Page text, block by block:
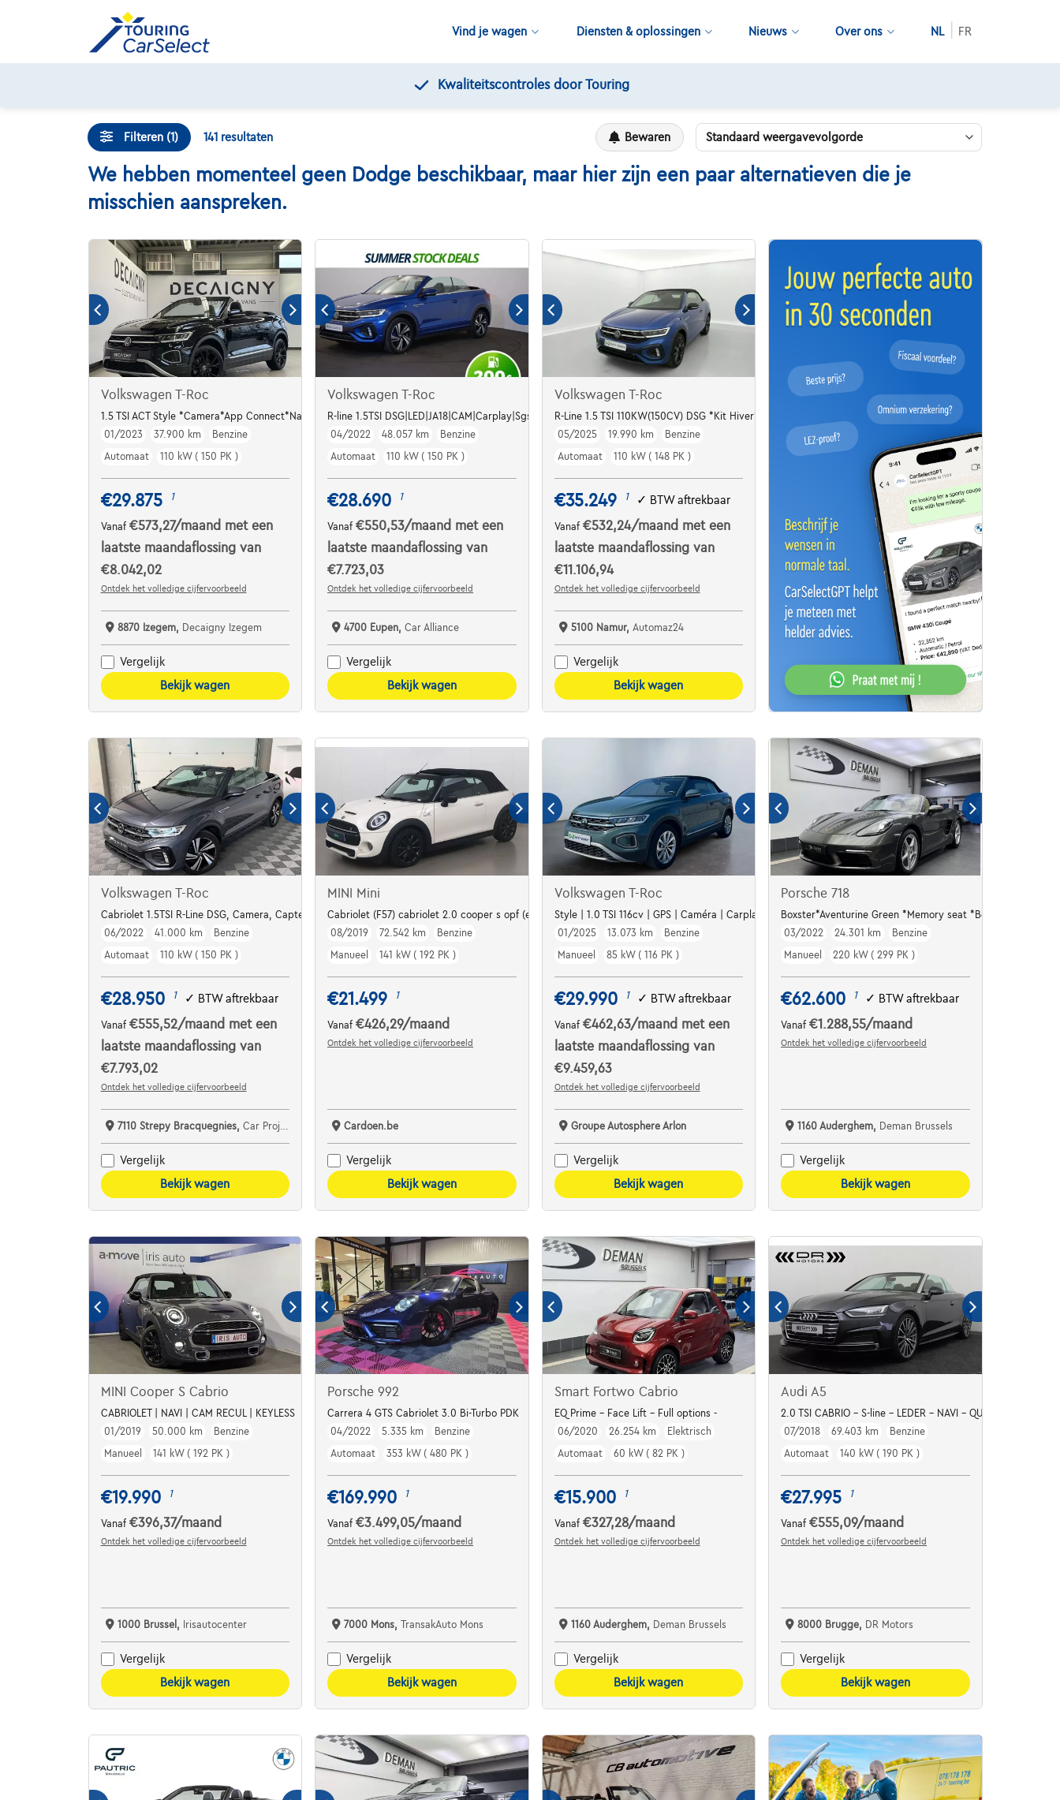
Vind je wagen Diensten & oplossingen Nieuws Over ons NL FR
Gratis 12 maanden pechverhelping
Filteren (1) 141 resultaten Bewaren
We hebben momenteel geen Dodge beschikbaar, maar hier zijn een paar alternatieven die je
misschien aanspreken.
Volkswagen T-Roc
1.5 TSI ACT Style *Camera*App Connect*Navigatie
01/2023
37.900 km
Benzine
Automaat
110 kW ( 150 PK )
€29.875 1
Vanaf €573,27/maand met een
laatste maandaflossing van
€8.042,02
Ontdek het volledige cijfervoorbeeld
8870 Izegem, Decaigny Izegem
Vergelijk
Bekijk wagen
Volkswagen T-Roc
R-line 1.5TSI DSG|LED|JA18|CAM|Carplay|SgsChauf.|...
04/2022
48.057 km
Benzine
Automaat
110 kW ( 150 PK )
€28.690 1
Vanaf€550,53/maand met een
laatste maandaflossing van
€7.723,03
Ontdek het volledige cijfervoorbeeld
4700 Eupen,Car Alliance
Vergelijk
Bekijk wagen
Volkswagen T-Roc
R-Line 1.5 TSI 110KW(150CV) DSG *Kit Hiver*
05/2025
19.990 km
Benzine
Automaat
110 kW ( 148 PK )
€35.249 1 ✓ BTW aftrekbaar
Vanaf €532,24/maand met een
laatste maandaflossing van
€11.106,94
Ontdek het volledige cijfervoorbeeld
5100 Namur, Automaz24
Vergelijk
Bekijk wagen
Volkswagen T-Roc
Cabriolet 1.5TSI R-Line DSG, Camera, Capteurs AV/AR, GPS, Car-Play
06/2022
41.000 km
Benzine
Automaat
110 kW ( 150 PK )
€28.950 1 ✓ BTW aftrekbaar
Vanaf €555,52/maand met een
laatste maandaflossing van
€7.793,02
Ontdek het volledige cijfervoorbeeld
7110 Strepy Bracquegnies, Car Project
Vergelijk
Bekijk wagen
MINI Mini
Cabriolet (F57) cabriolet 2.0 cooper s opf (eu6d-temp) 192
08/2019
72.542 km
Benzine
Manueel
141 kW ( 192 PK )
€21.499 1
Vanaf€426,29/maand
Ontdek het volledige cijfervoorbeeld
Cardoen.be
Vergelijk
Bekijk wagen
Volkswagen T-Roc
Style | 1.0 TSI 116cv | GPS | Caméra | Carplay | Sièges AV Chauffants
01/2025
13.073 km
Benzine
Manueel
85 kW ( 116 PK )
€29.990 1 ✓ BTW aftrekbaar
Vanaf €462,63/maand met een
laatste maandaflossing van
€9.459,63
Ontdek het volledige cijfervoorbeeld
Groupe Autosphere Arlon
Vergelijk
Bekijk wagen
Porsche 718
Boxster*Aventurine Green *Memory seat *Bose * Cam
03/2022
24.301 km
Benzine
Manueel
220 kW ( 299 PK )
€62.600 1 ✓ BTW aftrekbaar
Vanaf€1.288,55/maand
Ontdek het volledige cijfervoorbeeld
1160 Auderghem, Deman Brussels
Vergelijk
Bekijk wagen
MINI Cooper S Cabrio
CABRIOLET | NAVI | CAM RECUL | KEYLESS
01/2019
50.000 km
Benzine
Manueel
141 kW ( 192 PK )
€19.990 1
Vanaf €396,37/maand
Ontdek het volledige cijfervoorbeeld
1000 Brussel, Irisautocenter
Vergelijk
Bekijk wagen
Porsche 992
Carrera 4 GTS Cabriolet 3.0 Bi-Turbo PDK
04/2022
5.335 km
Benzine
Automaat
353 kW ( 480 PK )
€169.990 1
Vanaf€3.499,05/maand
Ontdek het volledige cijfervoorbeeld
7000 Mons,TransakAuto Mons
Vergelijk
Bekijk wagen
Smart Fortwo Cabrio
EQ Prime - Face Lift - Full options -
06/2020
26.254 km
Elektrisch
Automaat
60 kW ( 82 PK )
€15.900 1
Vanaf €327,28/maand
Ontdek het volledige cijfervoorbeeld
1160 Auderghem, Deman Brussels
Vergelijk
Bekijk wagen
Audi A5
2.0 TSI CABRIO - S-line - LEDER - NAVI - QUATTRO
07/2018
69.403 km
Benzine
Automaat
140 kW ( 190 PK )
€27.995 1
Vanaf€555,09/maand
Ontdek het volledige cijfervoorbeeld
8000 Brugge, DR Motors
Vergelijk
Bekijk wagen